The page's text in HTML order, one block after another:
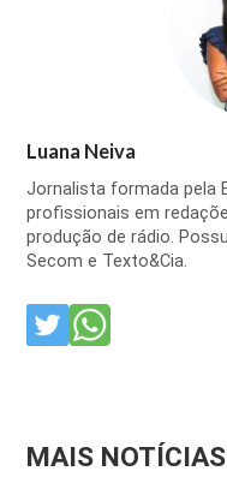
Luana Neiva
Jornalista formada pela
profissionais em
produção de rádio.
Secom e Texto&Cia.
MAIS NOTÍCIAS